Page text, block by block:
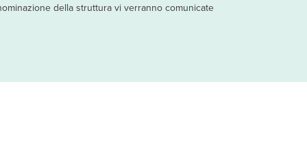
della struttura vi verranno comunicate